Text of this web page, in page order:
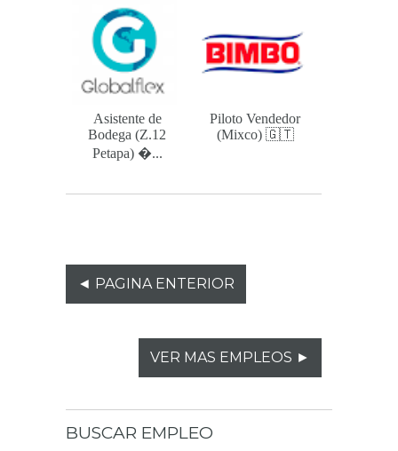
Asistente de
Bodega (Z.12
Petapa) ...
Piloto Vendedor
(Mixco) 🇬🇹
◄ PAGINA ENTERIOR
VER MAS EMPLEOS ►
BUSCAR EMPLEO